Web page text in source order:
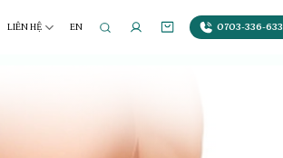
LIÊN HỆ EN 0703-336-633